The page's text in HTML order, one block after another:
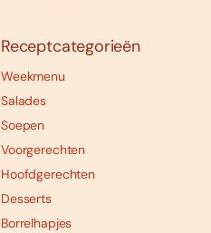
Receptcategorieën
Weekmenu
Salades
Soepen
Voorgerechten
Hoofdgerechten
Desserts
Borrelhapjes